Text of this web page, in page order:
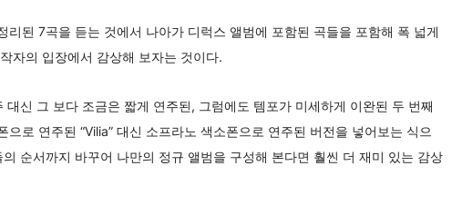
된 7곡을 듣는 것에서 나아가 디럭스 앨범에 포함된 곡들을 포함해 폭 넓게
자의 입장에서 감상해 보자는 것이다.
신 그 보다 조금은 짧게 연주된, 그럼에도 템포가 미세하게 이완된 두 번째
로 연주된 “Vilia” 대신 소프라노 색소폰으로 연주된 버전을 넣어보는 식으
순서까지 바꾸어 나만의 정규 앨범을 구성해 본다면 훨씬 더 재미 있는 감상